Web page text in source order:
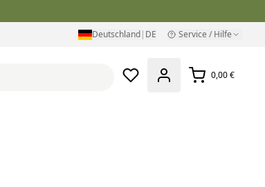
Deutschland| DE Service / Hilfe
0,00 €